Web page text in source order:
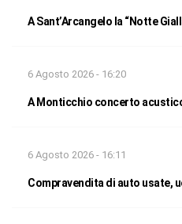
A Sant’Arcangelo la “Notte
6 Agosto 2026 - 16:20
A Monticchio concerto
6 Agosto 2026 - 16:11
Compravendita di auto usate,